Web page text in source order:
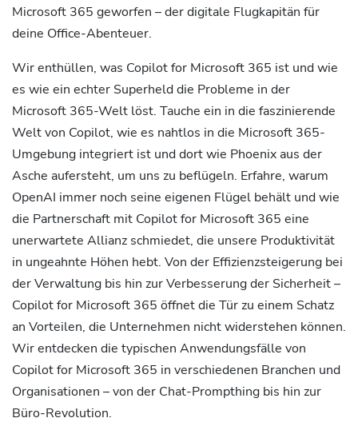
Microsoft 365 geworfen – der digitale Flugkapitän für
deine Office-Abenteuer.
Wir enthüllen, was Copilot for Microsoft 365 ist und wie
es wie ein echter Superheld die Probleme in der
Microsoft 365-Welt löst. Tauche ein in die faszinierende
Welt von Copilot, wie es nahtlos in die Microsoft 365-
Umgebung integriert ist und dort wie Phoenix aus der
Asche aufersteht, um uns zu beflügeln. Erfahre, warum
OpenAI immer noch seine eigenen Flügel behält und wie
die Partnerschaft mit Copilot for Microsoft 365 eine
unerwartete Allianz schmiedet, die unsere Produktivität
in ungeahnte Höhen hebt. Von der Effizienzsteigerung bei
der Verwaltung bis hin zur Verbesserung der Sicherheit –
Copilot for Microsoft 365 öffnet die Tür zu einem Schatz
an Vorteilen, die Unternehmen nicht widerstehen können.
Wir entdecken die typischen Anwendungsfälle von
Copilot for Microsoft 365 in verschiedenen Branchen und
Organisationen – von der Chat-Prompthing bis hin zur
Büro-Revolution.